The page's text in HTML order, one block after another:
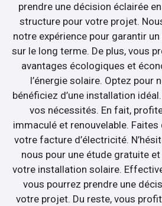
prendre une décision éclairée
structure pour votre projet.
notre expérience pour garantir
sur le long terme. De plus, vous
avantages écologiques et
l’énergie solaire. Optez pour
bénéficiez d’une installation
vos nécessités. En fait,
immaculé et renouvelable.
votre facture d’électricité.
nous pour une étude gratuite
votre installation solaire.
vous pourrez prendre une
votre projet. Du reste, vous